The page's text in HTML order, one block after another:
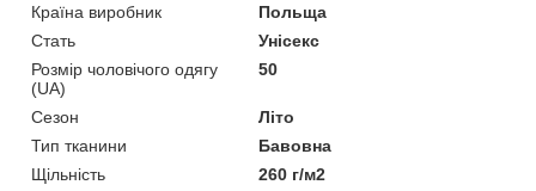
Країна виробник
Польща
Стать
Унісекс
Розмір чоловічого одягу
(UA)
50
Сезон
Літо
Тип тканини
Бавовна
Щільність
260 г/м2